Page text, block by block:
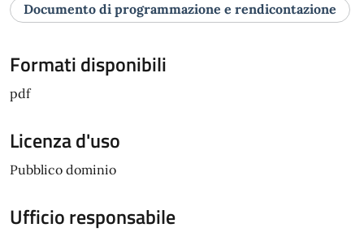
Documento di programmazione e rendicontazione
Formati disponibili
pdf
Licenza d'uso
Pubblico dominio
Ufficio responsabile